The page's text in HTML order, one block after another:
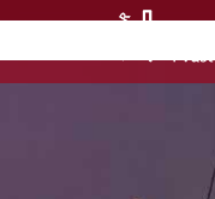
innehåll